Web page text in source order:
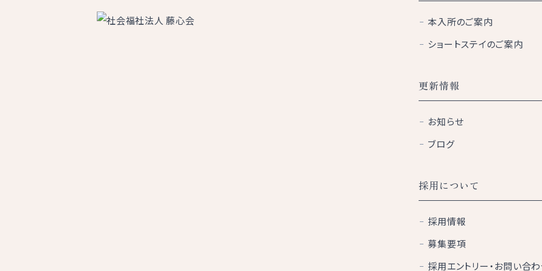
本入所のご案内
ショートステイのご案内
更新情報
お知らせ
ブログ
採用について
採用情報
募集要項
採用エントリー・お問い合